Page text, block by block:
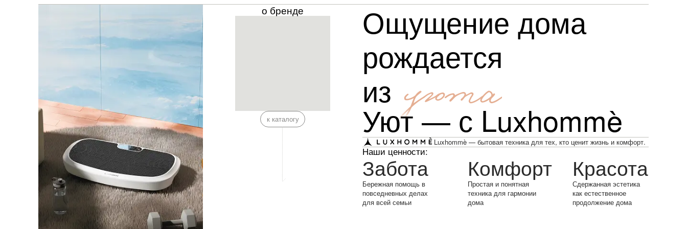
о бренде
к каталогу
Ощущение дома
рождается
из уюта
Уют — с Luxhommè
Luxhommè — бытовая техника для тех, кто ценит жизнь и комфорт.
Наши ценности:
Забота
Бережная помощь в
повседневных делах
для всей семьи
Комфорт
Простая и понятная
техника для гармонии
дома
Красота
Сдержанная эстетика
как естественное
продолжение дома